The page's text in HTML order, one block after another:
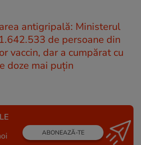
antigripală: Ministerul
de persoane din
vaccin, dar a cumpărat cu
doze mai puțin
ABONEAZĂ-TE